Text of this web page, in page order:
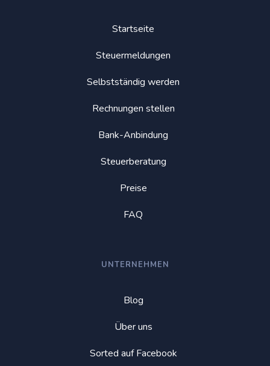
Startseite
Steuermeldungen
Selbstständig werden
Rechnungen stellen
Bank-Anbindung
Steuerberatung
Preise
FAQ
UNTERNEHMEN
Blog
Über uns
Sorted auf Facebook